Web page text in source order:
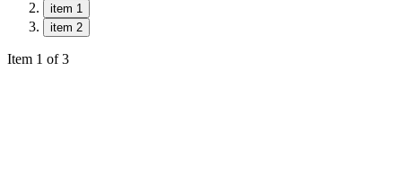
item 1
item 2
Item 1 of 3